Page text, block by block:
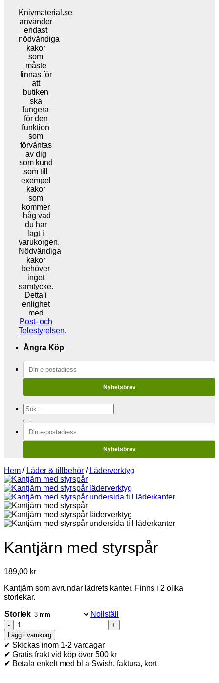
Knivmaterial.se
använder
endast
nödvändiga
kakor
som
måste
finnas för
att
butiken
ska
fungera
för den
funktion
som
förväntas
av dig
som kund
som till
exempel
kakor
som
kommer
ihåg vad
du har
lagt i
varukorgen.
Nödvändiga
kakor
behöver
inget
samtycke.
Detta i
enlighet
med
Post- och
Telestyrelsen.
Ångra Köp
Nyhetsbrev
Sök
efter:
Nyhetsbrev
Hem / Läder & tillbehör / Läderverktyg
Kantjärn med styrspår
189,00 kr
Kantjärn som avrundar lädrets kanter. Finns i 2 olika
storlekar.
Storlek
Nollställ
Kantjärn
med
styrspår
mängd
Lägg i varukorg
✔ Skickas inom 1-2 vardagar
✔ Gratis frakt vid köp över 500 kr
✔ Betala enkelt med bl a Swish, faktura, kort